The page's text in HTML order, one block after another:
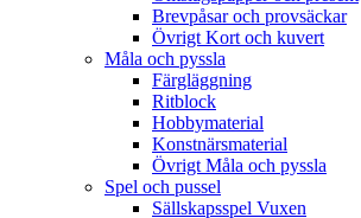
Brevpåsar och provsäckar
Övrigt Kort och kuvert
Måla och pyssla
Färgläggning
Ritblock
Hobbymaterial
Konstnärsmaterial
Övrigt Måla och pyssla
Spel och pussel
Sällskapsspel Vuxen